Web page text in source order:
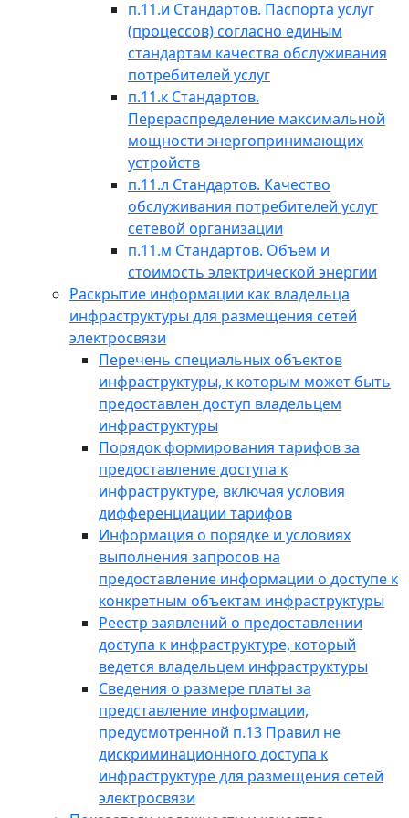
п.11.и Стандартов. Паспорта услуг
(процессов) согласно единым
стандартам качества обслуживания
потребителей услуг
п.11.к Стандартов.
Перераспределение максимальной
мощности энергопринимающих
устройств
п.11.л Стандартов. Качество
обслуживания потребителей услуг
сетевой организации
п.11.м Стандартов. Объем и
стоимость электрической энергии
Раскрытие информации как владельца
инфраструктуры для размещения сетей
электросвязи
Перечень специальных объектов
инфраструктуры, к которым может быть
предоставлен доступ владельцем
инфраструктуры
Порядок формирования тарифов за
предоставление доступа к
инфраструктуре, включая условия
дифференциации тарифов
Информация о порядке и условиях
выполнения запросов на
предоставление информации о доступе к
конкретным объектам инфраструктуры
Реестр заявлений о предоставлении
доступа к инфраструктуре, который
ведется владельцем инфраструктуры
Сведения о размере платы за
представление информации,
предусмотренной п.13 Правил не
дискриминационного доступа к
инфраструктуре для размещения сетей
электросвязи